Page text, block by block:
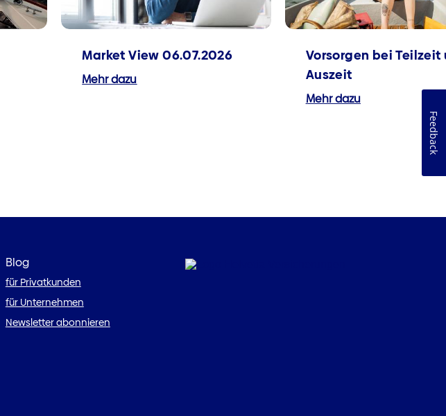
Market View 06.07.2026
Mehr dazu
Vorsorgen bei Teilzeit
Auszeit
Mehr dazu
Blog
für Privatkunden
für Unternehmen
Newsletter abonnieren
Feedback